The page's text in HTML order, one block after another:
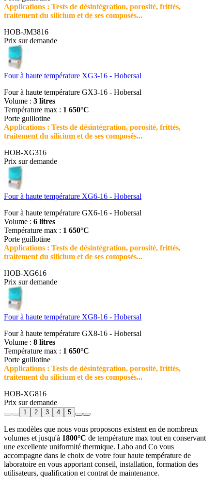
Applications : Tests de désintégration, porosité, frittés,
traitement du silicium et de ses composés...
HOB-JM3816
Prix sur demande
Four à haute température XG3-16 - Hobersal
Four à haute température GX3-16 - Hobersal
Volume : 3 litres
Température max : 1 650°C
Porte guillotine
Applications : Tests de désintégration, porosité, frittés,
traitement du silicium et de ses composés...
HOB-XG316
Prix sur demande
Four à haute température XG6-16 - Hobersal
Four à haute température GX6-16 - Hobersal
Volume : 6 litres
Température max : 1 650°C
Porte guillotine
Applications : Tests de désintégration, porosité, frittés,
traitement du silicium et de ses composés...
HOB-XG616
Prix sur demande
Four à haute température XG8-16 - Hobersal
Four à haute température GX8-16 - Hobersal
Volume : 8 litres
Température max : 1 650°C
Porte guillotine
Applications : Tests de désintégration, porosité, frittés,
traitement du silicium et de ses composés...
HOB-XG816
Prix sur demande
1 2 3 4 5
Les modèles que nous vous proposons existent en de nombreux
volumes et jusqu'à 1800°C de température max tout en conservant
une excellente uniformité thermique. Labo and Co vous
accompagne dans le choix de votre four haute température de
laboratoire en vous apportant conseil, installation, formation des
utilisateurs, qualification et contrat de maintenance.